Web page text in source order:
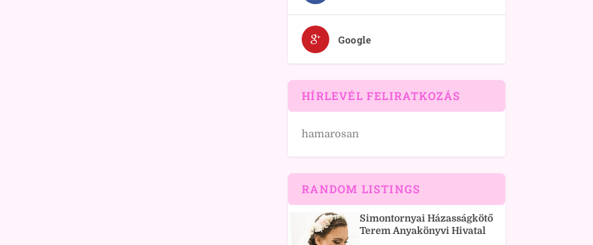
Google
HÍRLEVÉL FELIRATKOZÁS
hamarosan
RANDOM LISTINGS
Simontornyai Házasságkötő
Terem Anyakönyvi Hivatal